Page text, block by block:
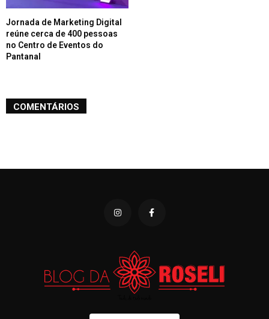
Jornada de Marketing Digital
reúne cerca de 400 pessoas
no Centro de Eventos do
Pantanal
COMENTÁRIOS